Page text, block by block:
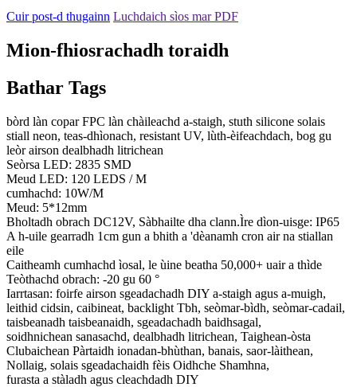
Cuir post-d thugainn Luchdaich sìos mar PDF
Mion-fhiosrachadh toraidh
Bathar Tags
bòrd làn copar FPC làn chàileachd a-staigh, stuth silicone solais
stiall neon, teas-dhìonach, resistant UV, lùth-èifeachdach, bog gu
leòr airson dealbhadh litrichean
Seòrsa LED: 2835 SMD
Meud LED: 120 LEDS / M
cumhachd: 10W/M
Meud: 5*12mm
Bholtadh obrach DC12V, Sàbhailte dha clann.Ìre dìon-uisge: IP65
A h-uile gearradh 1cm gun a bhith a 'dèanamh cron air na stiallan
eile
Caitheamh cumhachd ìosal, le ùine beatha 50,000+ uair a thìde
Teòthachd obrach: -20 gu 60 °
Iarrtasan: foirfe airson sgeadachadh DIY a-staigh agus a-muigh,
leithid cidsin, caibineat, backlight Tbh, seòmar-bìdh, seòmar-cadail,
taisbeanadh taisbeanaidh, sgeadachadh baidhsagal,
soidhnichean sanasachd, dealbhadh litrichean, Taighean-òsta
Clubaichean Pàrtaidh ionadan-bhùthan, banais, saor-làithean,
Nollaig, solais sgeadachaidh fèis Oidhche Shamhna,
furasta a stàladh agus cleachdadh DIY